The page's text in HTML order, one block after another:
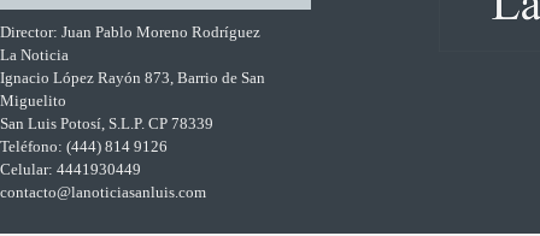
Director: Juan Pablo Moreno Rodríguez
La Noticia
Ignacio López Rayón 873, Barrio de San
Miguelito
San Luis Potosí, S.L.P. CP 78339
Teléfono: (444) 814 9126
Celular: 4441930449
contacto@lanoticiasanluis.com